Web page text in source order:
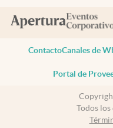
ContactoCanales de
Portal de
Todos